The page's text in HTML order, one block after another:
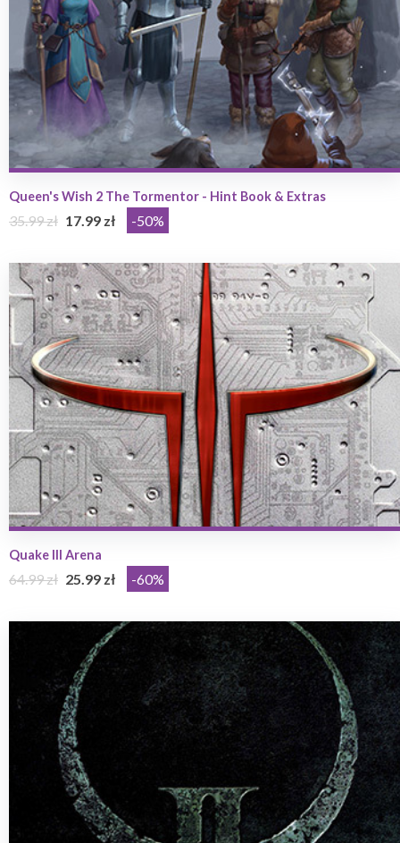
Queen's Wish 2 The Tormentor - Hint Book & Extras
35.99 zł 17.99 zł -50%
Quake III Arena
64.99 zł 25.99 zł -60%